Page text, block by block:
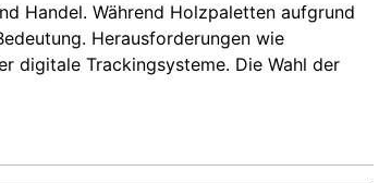
Handel. Während Holzpaletten aufgrund
Herausforderungen wie
digitale Trackingsysteme. Die Wahl der